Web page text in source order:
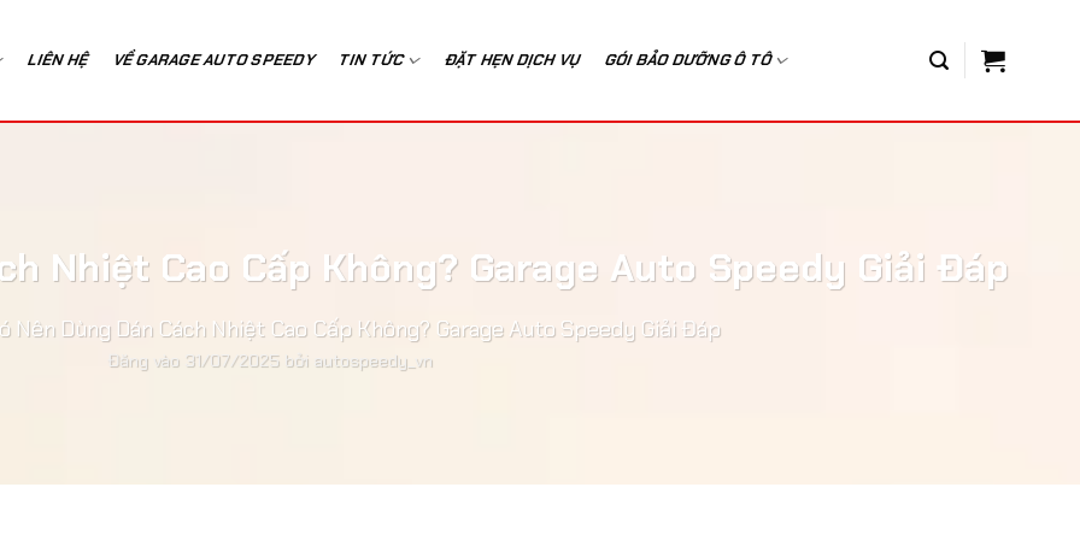
LIÊN HỆ VỀ GARAGE AUTO SPEEDY TIN TỨC ĐẶT HẸN DỊCH VỤ GÓI BẢO DƯỠNG Ô TÔ
Nhiệt Cao Cấp Không? Garage Auto Speedy Giải Đáp
Nên Dùng Dán Cách Nhiệt Cao Cấp Không? Garage Auto Speedy Giải Đáp
Đăng vào 31/07/2025 bởi autospeedy_vn